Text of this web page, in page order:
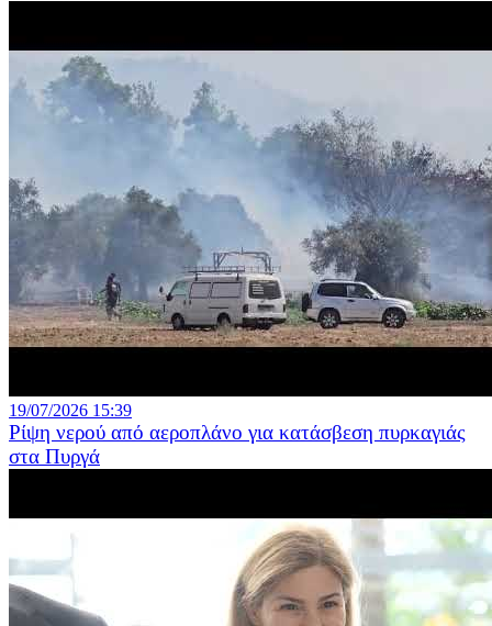
19/07/2026 15:39
Ρίψη νερού από αεροπλάνο για κατάσβεση πυρκαγιάς
στα Πυργά